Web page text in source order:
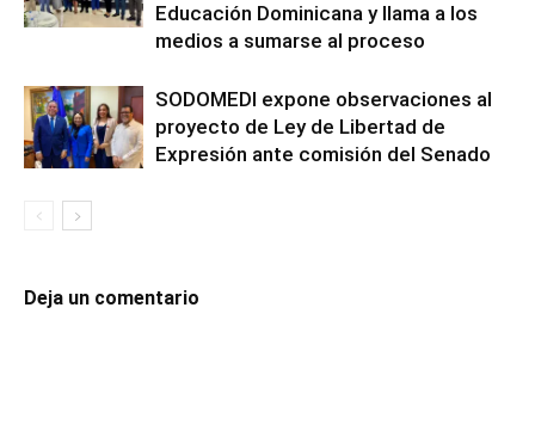
Educación Dominicana y llama a los
medios a sumarse al proceso
SODOMEDI expone observaciones al
proyecto de Ley de Libertad de
Expresión ante comisión del Senado
Deja un comentario